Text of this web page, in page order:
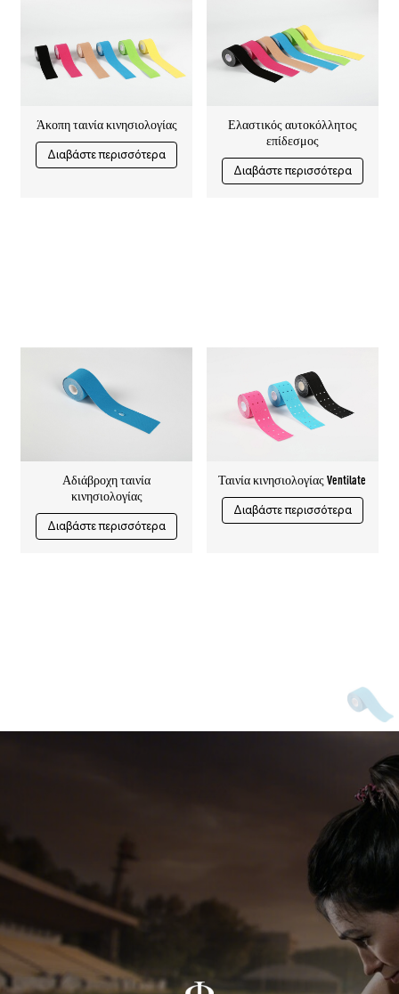
Άκοπη ταινία κινησιολογίας
Διαβάστε περισσότερα
Ελαστικός αυτοκόλλητος
επίδεσμος
Διαβάστε περισσότερα
Αδιάβροχη ταινία
κινησιολογίας
Διαβάστε περισσότερα
Ταινία κινησιολογίας Ventilate
Διαβάστε περισσότερα